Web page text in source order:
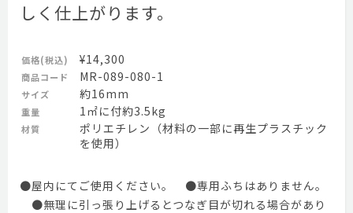
しく仕上がります。
価格(税込) ¥14,300
商品コード MR-089-080-1
サイズ 約16mm
重量 1㎡に付約3.5kg
材質
ポリエチレン（材料の一部に再生プラスチック
を使用）
●屋内にてご使用ください。 ●専用ふちはありません。
●無理に引っ張り上げるとつなぎ目が切れる場合があり